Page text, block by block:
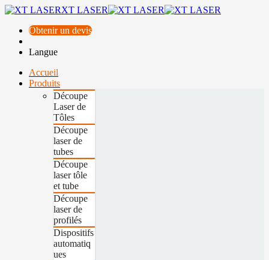
XT LASER
Obtenir un devis
Langue
Accueil
Produits
Découpe
Laser de
Tôles
Découpe
laser de
tubes
Découpe
laser tôle
et tube
Découpe
laser de
profilés
Dispositifs
automatiq
ues